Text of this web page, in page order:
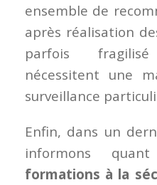
ensemble de
après réalisation
parfois fragilisé
nécessitent une
surveillance
Enfin, dans un
informons
formations à la